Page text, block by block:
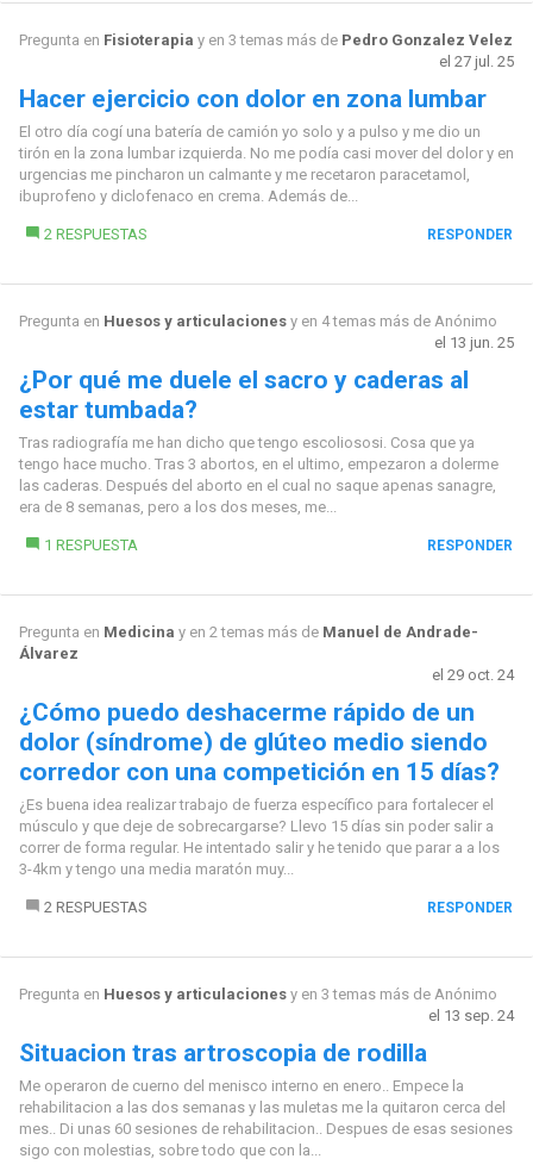
Pregunta en Fisioterapia y en 3 temas más de Pedro Gonzalez Velez
el 27 jul. 25
Hacer ejercicio con dolor en zona lumbar
El otro día cogí una batería de camión yo solo y a pulso y me dio un
tirón en la zona lumbar izquierda. No me podía casi mover del dolor y en
urgencias me pincharon un calmante y me recetaron paracetamol,
ibuprofeno y diclofenaco en crema. Además de...
2 RESPUESTAS RESPONDER
Pregunta en Huesos y articulacionesy en 4 temas más de Anónimo
el 13 jun. 25
¿Por qué me duele el sacro y caderas al
estar tumbada?
Tras radiografía me han dicho que tengo escoliososi. Cosa que ya
tengo hace mucho. Tras 3 abortos, en el ultimo, empezaron a dolerme
las caderas. Después del aborto en el cual no saque apenas sanagre,
era de 8 semanas, pero a los dos meses, me...
1 RESPUESTA RESPONDER
Pregunta en Medicina y en 2 temas más de Manuel de Andrade-
Álvarez
el 29 oct. 24
¿Cómo puedo deshacerme rápido de un
dolor (síndrome) de glúteo medio siendo
corredor con una competición en 15 días?
¿Es buena idea realizar trabajo de fuerza específico para fortalecer el
músculo y que deje de sobrecargarse? Llevo 15 días sin poder salir a
correr de forma regular. He intentado salir y he tenido que parar a a los
3-4km y tengo una media maratón muy...
2 RESPUESTAS RESPONDER
Pregunta en Huesos y articulacionesy en 3 temas más de Anónimo
el 13 sep. 24
Situacion tras artroscopia de rodilla
Me operaron de cuerno del menisco interno en enero.. Empece la
rehabilitacion a las dos semanas y las muletas me la quitaron cerca del
mes.. Di unas 60 sesiones de rehabilitacion.. Despues de esas sesiones
sigo con molestias, sobre todo que con la...